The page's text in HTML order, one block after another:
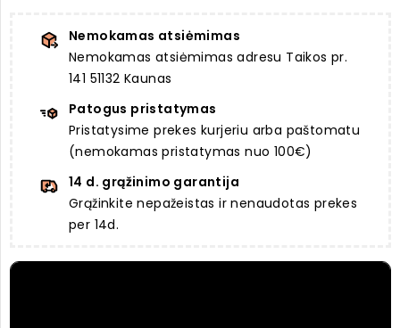
Nemokamas atsiėmimas
Nemokamas atsiėmimas adresu Taikos pr.
141 51132 Kaunas
Patogus pristatymas
Pristatysime prekes kurjeriu arba paštomatu
(nemokamas pristatymas nuo 100€)
14 d. grąžinimo garantija
Grąžinkite nepažeistas ir nenaudotas prekes
per 14d.